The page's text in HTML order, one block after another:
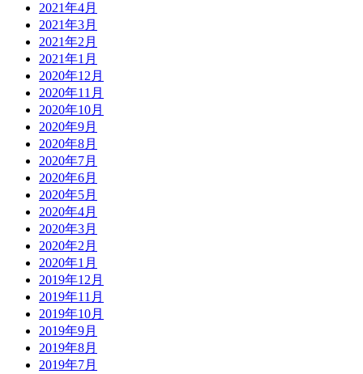
2021年4月
2021年3月
2021年2月
2021年1月
2020年12月
2020年11月
2020年10月
2020年9月
2020年8月
2020年7月
2020年6月
2020年5月
2020年4月
2020年3月
2020年2月
2020年1月
2019年12月
2019年11月
2019年10月
2019年9月
2019年8月
2019年7月